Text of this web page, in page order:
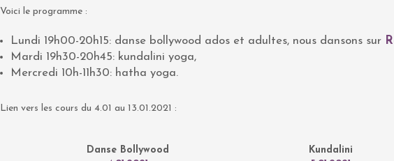
Voici le programme :
Lundi 19h00-20h15: danse bollywood ados et adultes, nous dansons sur
Mardi 19h30-20h45: kundalini yoga,
Mercredi 10h-11h30: hatha yoga.
Lien vers les cours du 4.01 au 13.01.2021 :
Danse Bollywood Kundalini